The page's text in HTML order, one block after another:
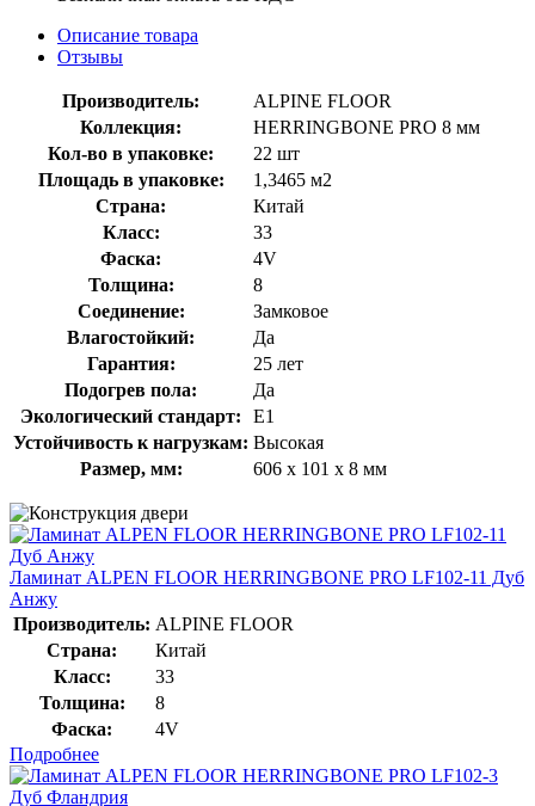
Описание товара
Отзывы
Производитель:
ALPINE FLOOR
Коллекция:
HERRINGBONE PRO 8 мм
Кол-во в упаковке:
22 шт
Площадь в упаковке:
1,3465 м2
Страна:
Китай
Класс:
33
Фаска:
4V
Толщина:
8
Соединение:
Замковое
Влагостойкий:
Да
Гарантия:
25 лет
Подогрев пола:
Да
Экологический стандарт:
E1
Устойчивость к нагрузкам: Высокая
Размер, мм:
606 х 101 х 8 мм
Ламинат ALPEN FLOOR HERRINGBONE PRO LF102-11 Дуб
Анжу
Производитель: ALPINE FLOOR
Страна:
Китай
Класс:
33
Толщина:
8
Фаска:
4V
Подробнее